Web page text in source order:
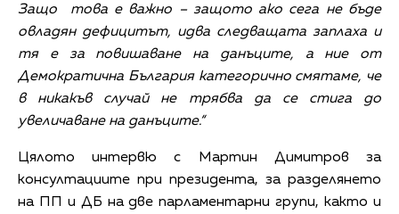
Защо това е важно – защото ако сега не бъде
овладян дефицитът, идва следващата заплаха и
тя е за повишаване на данъците, а ние от
Демократична България категорично смятаме, че
в никакъв случай не трябва да се стига до
увеличаване на данъците.“
Цялото интервю с Мартин Димитров за
консултациите при президента, за разделянето
на ПП и ДБ на две парламентарни групи, както и